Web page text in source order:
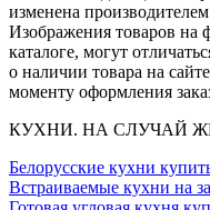
изменена
Изображения товаров на
каталоге, могут
о наличии товара на
моменту оформления
КУХНИ. НА СЛУЧАЙ
Белорусские кухни
Встраиваемые кухни на